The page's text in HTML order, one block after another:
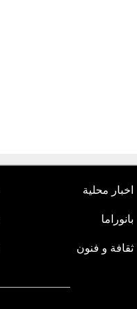
اخبار محلية
بانوراما
ثقافة و فنون